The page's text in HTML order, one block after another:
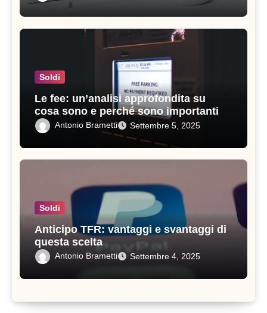
Soldi
Le fee: un’analisi approfondita su
cosa sono e perché sono importanti
Antonio Brametti Settembre 5, 2025
Soldi
Anticipo TFR: vantaggi e svantaggi di
questa scelta
Antonio Brametti Settembre 4, 2025